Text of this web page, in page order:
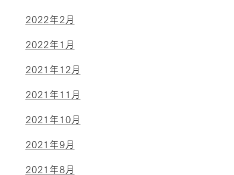
2022年2月
2022年1月
2021年12月
2021年11月
2021年10月
2021年9月
2021年8月